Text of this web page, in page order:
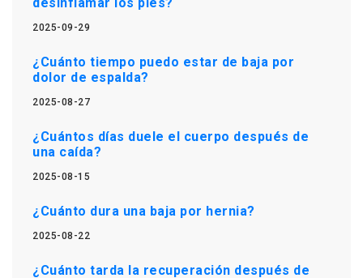
2025-09-29
¿Cuánto tiempo puedo estar de baja por
dolor de espalda?
2025-08-27
¿Cuántos días duele el cuerpo después de
una caída?
2025-08-15
¿Cuánto dura una baja por hernia?
2025-08-22
¿Cuánto tarda la recuperación después de